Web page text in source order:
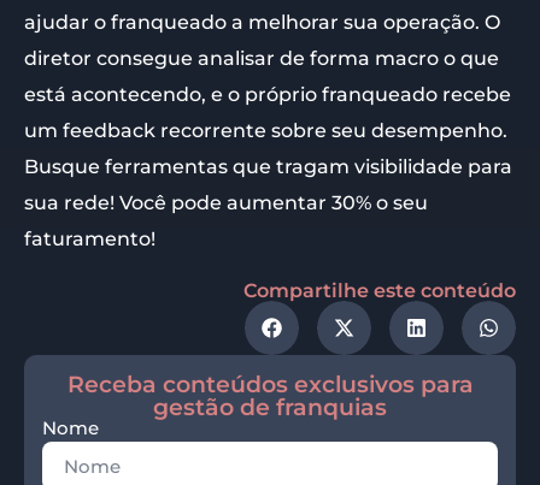
ajudar o franqueado a melhorar sua operação. O
diretor consegue analisar de forma macro o que
está acontecendo, e o próprio franqueado recebe
um feedback recorrente sobre seu desempenho.
Busque ferramentas que tragam visibilidade para
sua rede! Você pode aumentar 30% o seu
faturamento!
Compartilhe este conteúdo
Receba conteúdos exclusivos para
gestão de franquias
Nome